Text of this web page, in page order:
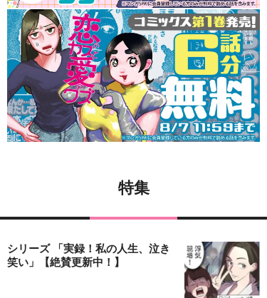
特集
シリーズ 「実録！私の人生、泣き
笑い」【絶賛更新中！】